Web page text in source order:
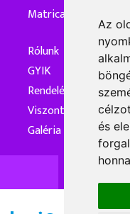
Az
és
Rólunk
GYIK
Rendelés és
Viszonteladóknak
Galéria
Matrica készítés